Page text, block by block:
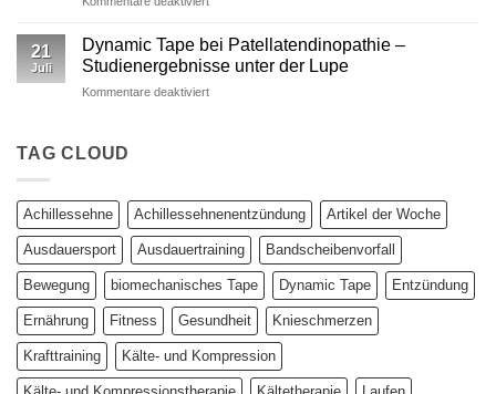
–
wissenschaftlich
fundierter
Kinesio
Dynamic
Tape
Parameter
21
Juli
Dynamic Tape bei Patellatendinopathie –
Studienergebnisse unter der Lupe
Kommentare deaktiviertfür
Studienergebnisse
unter
der
TAG CLOUD
Achillessehne Achillessehnenentzündung Artikel der Woche
Ausdauersport Ausdauertraining Bandscheibenvorfall
Bewegung biomechanisches Tape Dynamic Tape Entzündung
Ernährung Fitness Gesundheit Knieschmerzen
Krafttraining Kälte- und Kompression